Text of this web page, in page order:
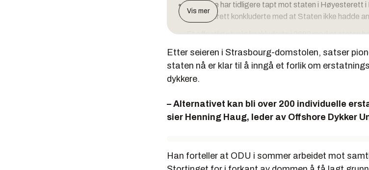
Dykkerne har tidligere tapt mot staten i Høyesterett
Høyesterett konkluderte med at Staten ikke hadde
Et offentlig utvalg konkluderte i 2002 med at staten
lavt.
Fire dykkere som saksøkte staten vant i tingretten i
hundre pionerdykkere, pårørende og etterlatte.
Dykkerne tapte imidlertid i lagmannsretten og
medhold.
Vis mer
Etter seieren i Strasbourg-domstolen, satser
staten nå er klar til å inngå et forlik om
dykkere.
– Alternativet kan bli over 200 individuelle
sier Henning Haug, leder av Offshore Dykker
Han forteller at ODU i sommer arbeidet mot